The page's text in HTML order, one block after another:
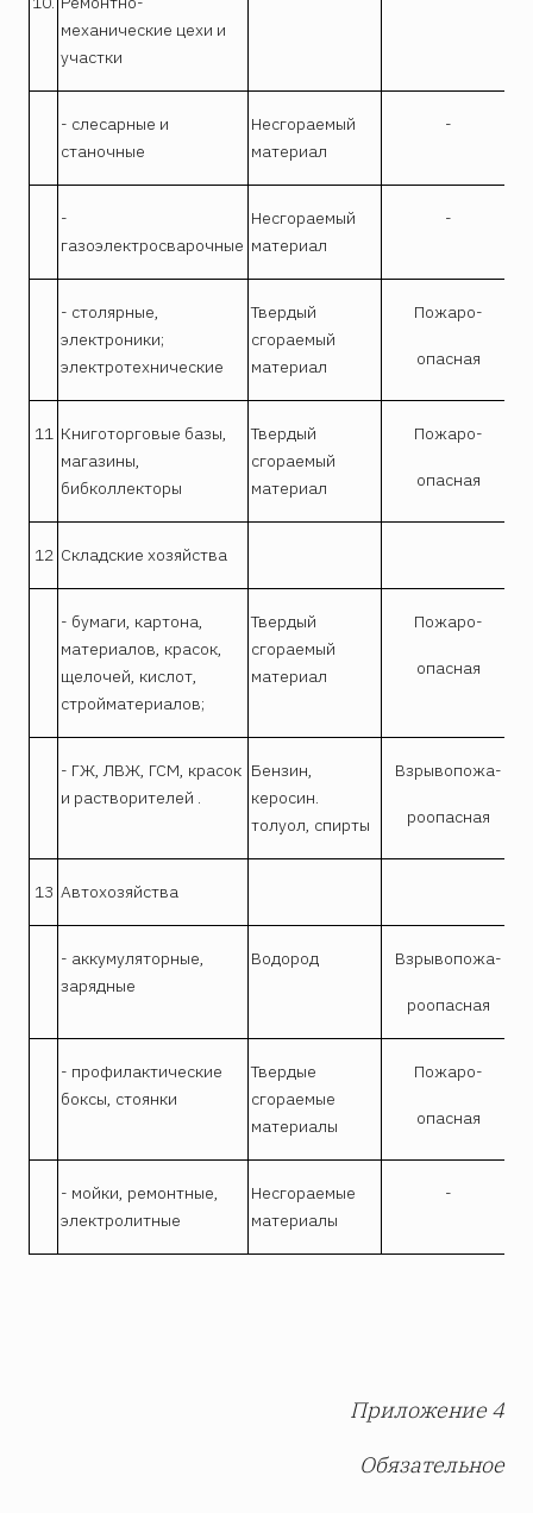
механические цехи и
участки
- слесарные и
станочные
Несгораемый
материал
-
-
газоэлектросварочные
Несгораемый
материал
-
- столярные,
электроники;
электротехнические
Твердый
сгораемый
материал
Пожаро-
опасная
11 Книготорговые базы,
магазины,
бибколлекторы
Твердый
сгораемый
материал
Пожаро-
опасная
12 Складские хозяйства
- бумаги, картона,
материалов, красок,
щелочей, кислот,
стройматериалов;
Твердый
сгораемый
материал
Пожаро-
опасная
- ГЖ, ЛВЖ, ГСМ, красок
и растворителей .
Бензин,
керосин.
толуол, спирты
Взрывопожа-
роопасная
13 Автохозяйства
- аккумуляторные,
зарядные
Водород Взрывопожа-
роопасная
- профилактические
боксы, стоянки
Твердые
сгораемые
материалы
Пожаро-
опасная
- мойки, ремонтные,
электролитные
Несгораемые
материалы
-
Приложение 4
Обязательное